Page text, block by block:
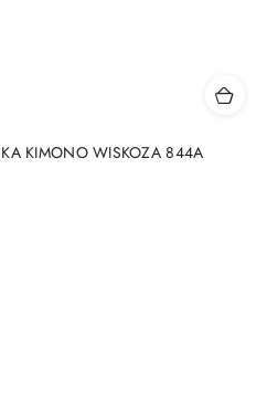
KIMONO WISKOZA 844A